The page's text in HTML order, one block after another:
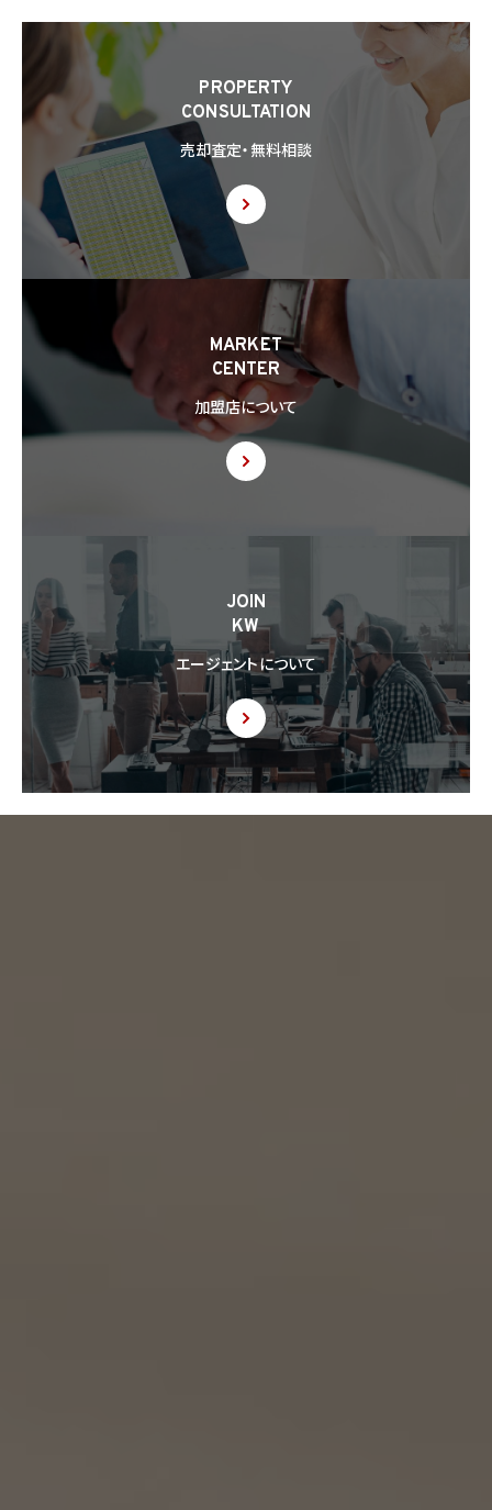
PROPERTY
CONSULTATION
売却査定・無料相談
MARKET
CENTER
加盟店について
JOIN
KW
エージェントについて